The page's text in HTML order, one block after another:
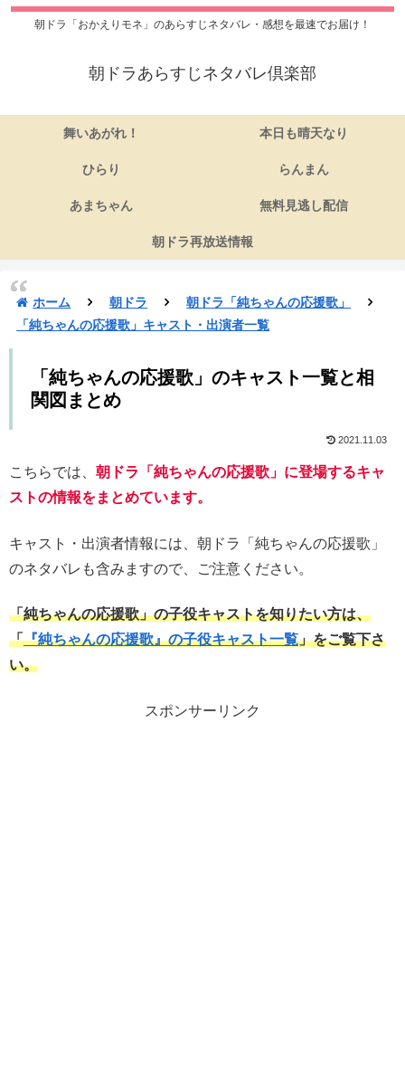
朝ドラ「おかえりモネ」のあらすじネタバレ・感想を最速でお届け！
朝ドラあらすじネタバレ倶楽部
舞いあがれ！ 本日も晴天なり
ひらり らんまん
あまちゃん 無料見逃し配信
朝ドラ再放送情報
ホーム 朝ドラ
朝ドラ「純ちゃんの応援歌」
「純ちゃんの応援歌」キャスト・出演者一覧
「純ちゃんの応援歌」のキャスト一覧と相
関図まとめ
2021.11.03
こちらでは、 朝ドラ「純ちゃんの応援歌」に登場するキャ
ストの情報をまとめています。
キャスト・出演者情報には、朝ドラ「純ちゃんの応援歌」
のネタバレも含みますので、ご注意ください。
「純ちゃんの応援歌」の子役キャストを知りたい方は、
「『純ちゃんの応援歌』の子役キャスト一覧」をご覧下さ
い。
スポンサーリンク